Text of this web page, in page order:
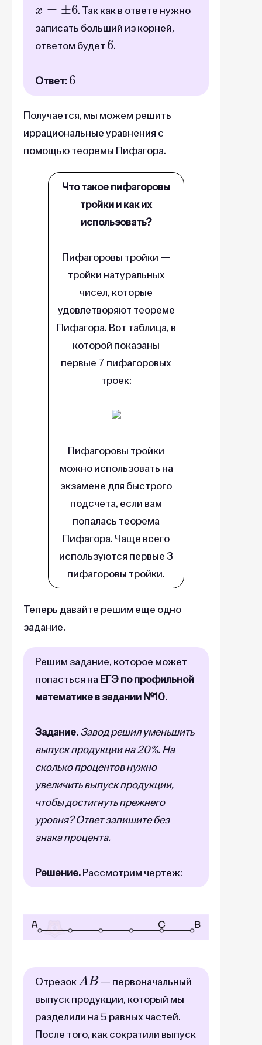
. Так как в ответе нужно
записать больший из корней,
ответом будет
6
.
Ответ:
6
Получается, мы можем решить
иррациональные уравнения с
помощью теоремы Пифагора.
Что такое пифагоровы
тройки и как их
использовать?
Пифагоровы тройки —
тройки натуральных
чисел, которые
удовлетворяют теореме
Пифагора. Вот таблица, в
которой показаны
первые 7 пифагоровых
троек:
Пифагоровы тройки
можно использовать на
экзамене для быстрого
подсчета, если вам
попалась теорема
Пифагора. Чаще всего
используются первые 3
пифагоровы тройки.
Теперь давайте решим еще одно
задание.
Решим задание, которое может
попасться на ЕГЭ по профильной
математике в задании №10.
Задание.Завод решил уменьшить
выпуск продукции на 20%. На
сколько процентов нужно
увеличить выпуск продукции,
чтобы достигнуть прежнего
уровня? Ответ запишите без
знака процента.
Решение.Рассмотрим чертеж:
Отрезок
A B
— первоначальный
выпуск продукции, который мы
разделили на 5 равных частей.
После того, как сократили выпуск